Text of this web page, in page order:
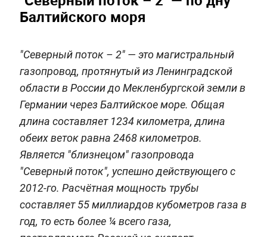
Балтийского моря
"Северный поток – 2" — это магистральный
газопровод, протянутый из Ленинградской
области в России до Мекленбургской земли в
Германии через Балтийское море. Общая
длина составляет 1234 километра, длина
обеих веток равна 2468 километров.
Является "близнецом" газопровода
"Северный поток", успешно действующего с
2012-го. Расчётная мощность трубы
составляет 55 миллиардов кубометров газа в
год, то есть более ¼ всего газа,